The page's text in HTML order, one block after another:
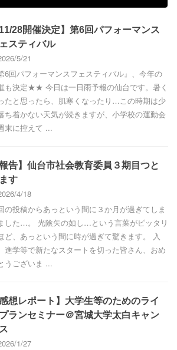
11/28開催決定】第6回パフォーマンス
スティバル
5/21
6回パフォーマンスフェスティバル』、今年の
も決定★★ 今日は一日雨予報の仙台です。暑く
たと思ったら、肌寒くなったり…この時期は少
ち着かない天気が続きますが、小学校の運動会
末に控えて ...
報告】仙台市社会教育委員３期目つと
す
4/18
の投稿からあっという間に３か月が過ぎてしま
した…。 光陰矢の如し…という言葉がピッタリ
ど、あっという間に時が過ぎて驚きます。 入
進学等で新たなスタートを切った皆さん、おめ
うございま ...
感想レポート】大学生等のためのライ
ランセミナー＠宮城大学太白キャン
1/27